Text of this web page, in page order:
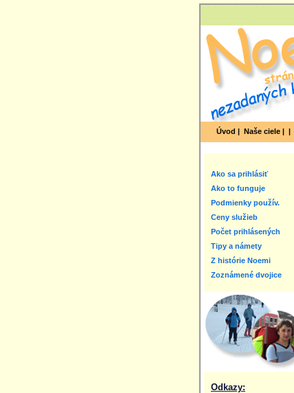
Úvod | Naše ciele | |
Ako sa prihlásiť
Ako to funguje
Podmienky použív.
Ceny služieb
Počet prihlásených
Tipy a námety
Z histórie Noemi
Zoznámené dvojice
Odkazy: